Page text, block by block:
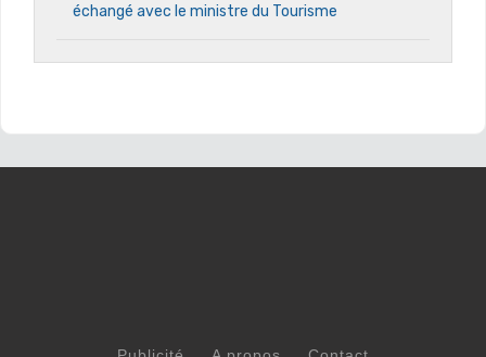
échangé avec le ministre du Tourisme